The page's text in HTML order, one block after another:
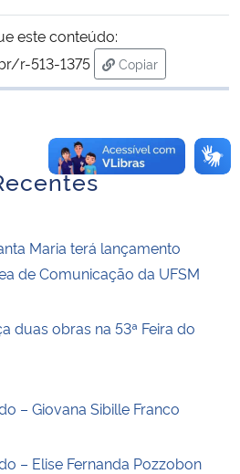
este conteúdo:
r-513-1375
Copiar
para área de
Maria terá lançamento
de Comunicação da UFSM
duas obras na 53ª Feira do
– Giovana Sibille Franco
– Elise Fernanda Pozzobon